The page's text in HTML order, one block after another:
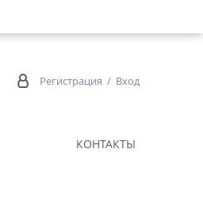
Регистрация / Вход
КОНТАКТЫ